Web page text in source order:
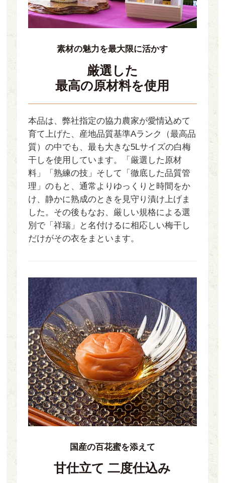
素材の魅力を最大限に活かす
厳選した
最高の原材料を使用
本品は、弊社指定の協力農家が愛情込めて
育て上げた、産地品質基準Aランク（最高品
質）の中でも、最も大きな5Lサイズの白梅
干しを使用しています。「厳選した原材
料」「熟練の技」そして「徹底した品質管
理」のもと、通常よりゆっくりと時間をか
け、静かに熟成のときを見守り漬け上げま
した。その後もなお、厳しい規格による選
別で「祥瑞」と名付けるに相応しい梅干し
だけがその衣をまといます。
国産の百花蜜を添えて
甘仕立て 二度仕込み